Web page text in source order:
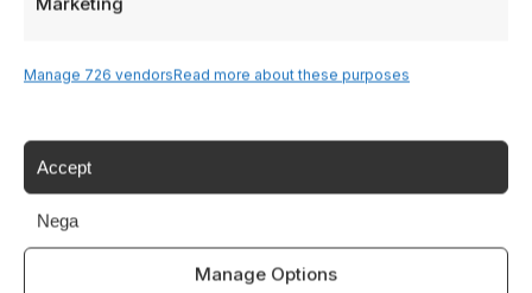
Manage 726 vendorsRead more about these purposes
Accept
Nega
Manage Options
sensoriali
Fase 3: Approfondimento
gastronomico
Prendi lezioni di cucina tradizionale da anziane